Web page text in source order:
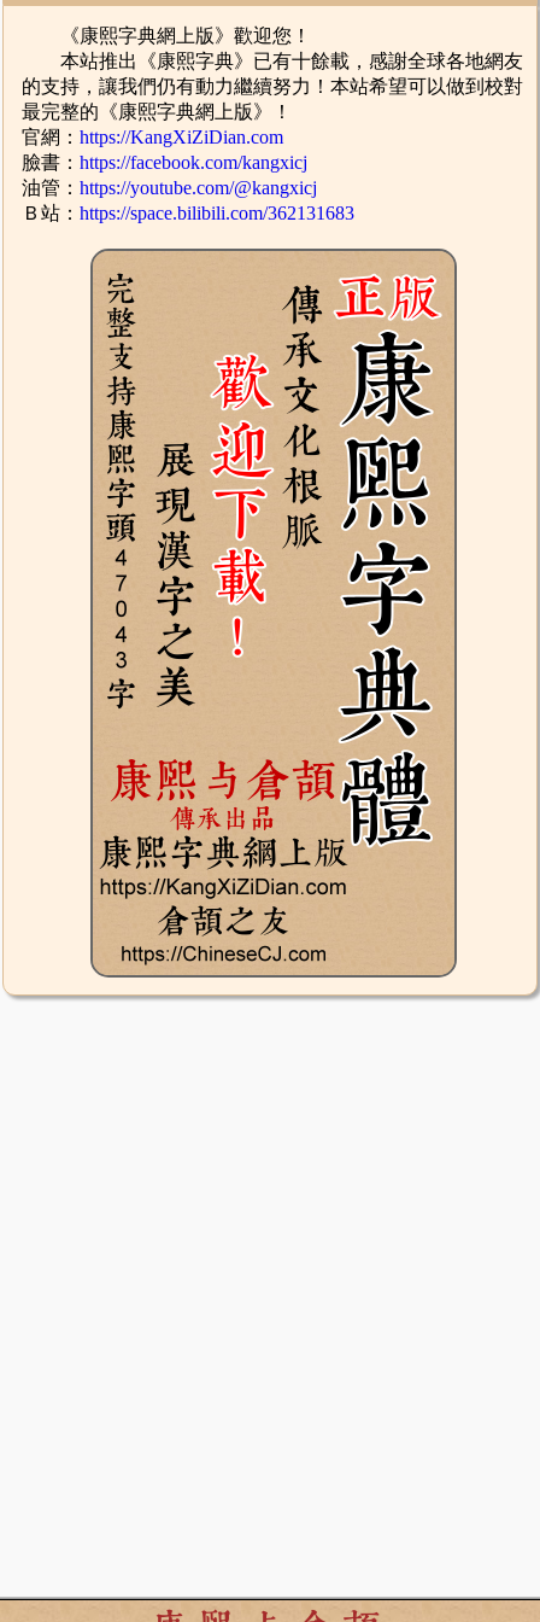
《康熙字典網上版》歡迎您！
本站推出《康熙字典》已有十餘載，感謝全球各地網友
的支持，讓我們仍有動力繼續努力！本站希望可以做到校對
最完整的《康熙字典網上版》！
官網：https://KangXiZiDian.com
臉書：https://facebook.com/kangxicj
油管：https://youtube.com/@kangxicj
Ｂ站：https://space.bilibili.com/362131683